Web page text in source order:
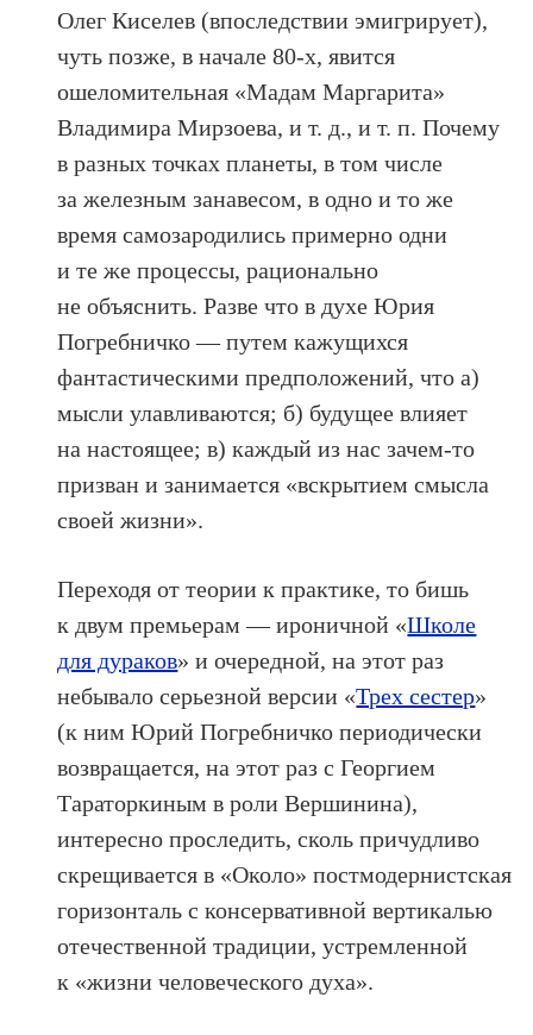
Олег Киселев (впоследствии эмигрирует),
чуть позже, в начале 80-х, явится
ошеломительная «Мадам Маргарита»
Владимира Мирзоева, и т. д., и т. п. Почему
в разных точках планеты, в том числе
за железным занавесом, в одно и то же
время самозародились примерно одни
и те же процессы, рационально
не объяснить. Разве что в духе Юрия
Погребничко — путем кажущихся
фантастическими предположений, что а)
мысли улавливаются; б) будущее влияет
на настоящее; в) каждый из нас зачем-то
призван и занимается «вскрытием смысла
своей жизни».
Переходя от теории к практике, то бишь
к двум премьерам — ироничной «Школе
для дураков» и очередной, на этот раз
небывало серьезной версии «Трех сестер»
(к ним Юрий Погребничко периодически
возвращается, на этот раз с Георгием
Тараторкиным в роли Вершинина),
интересно проследить, сколь причудливо
скрещивается в «Около» постмодернистская
горизонталь с консервативной вертикалью
отечественной традиции, устремленной
к «жизни человеческого духа».